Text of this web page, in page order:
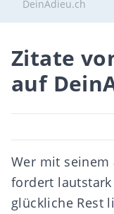
DeinAdieu.ch
Zitate
auf
Wer mit seinem
fordert lautstark
glückliche Rest